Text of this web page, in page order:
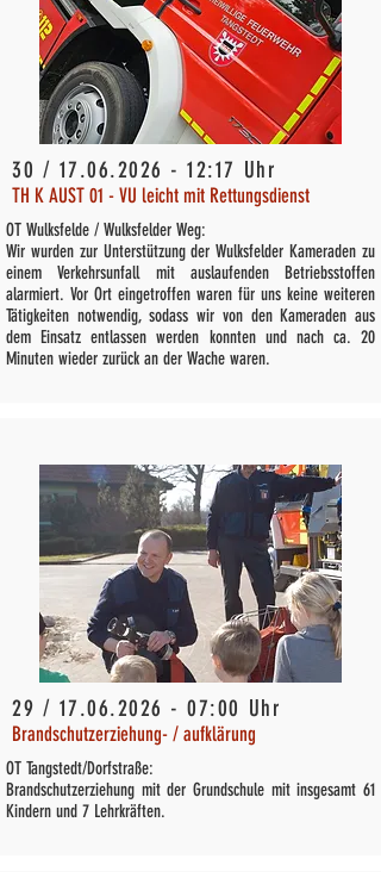
30 / 17.06.2026 - 12:17 Uhr
TH K AUST 01 - VU leicht mit Rettungsdienst
OT Wulksfelde / Wulksfelder Weg:
Wir wurden zur Unterstützung der Wulksfelder Kameraden zu
einem Verkehrsunfall mit auslaufenden Betriebsstoffen
alarmiert. Vor Ort eingetroffen waren für uns keine weiteren
Tätigkeiten notwendig, sodass wir von den Kameraden aus
dem Einsatz entlassen werden konnten und nach ca. 20
Minuten wieder zurück an der Wache waren.
29 / 17.06.2026 - 07:00 Uhr
Brandschutzerziehung- / aufklärung
OT Tangstedt/Dorfstraße:
Brandschutzerziehung mit der Grundschule mit insgesamt 61
Kindern und 7 Lehrkräften.